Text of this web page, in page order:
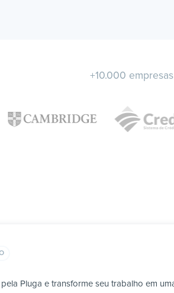
+10.000
pela Pluga e transforme seu trabalho em